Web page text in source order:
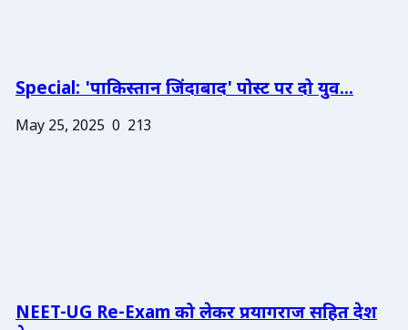
Special: 'पाकिस्तान जिंदाबाद' पोस्ट पर दो युव...
May 25, 2025 0 213
NEET-UG Re-Exam को लेकर प्रयागराज सहित देश